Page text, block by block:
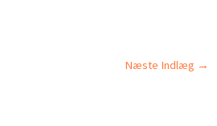
Næste Indlæg →